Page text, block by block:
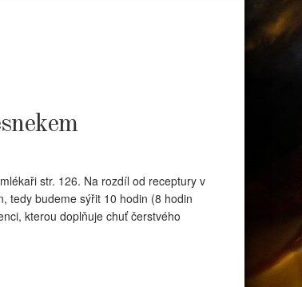
str. 126. Na rozdíl od receptury v
tedy budeme sýřit 10 hodin (8 hodin
kterou doplňuje chuť čerstvého